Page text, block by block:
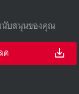
นับสนุนของคุณ
ด